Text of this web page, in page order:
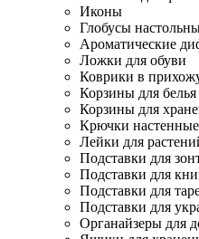
Иконы
Глобусы
Ароматические
Ложки для обуви
Коврики в
Корзины для белья
Корзины для
Крючки настенные
Лейки для
Подставки для
Подставки для
Подставки для
Подставки для
Органайзеры для